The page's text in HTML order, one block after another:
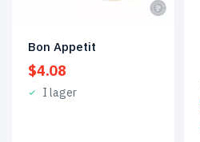
Bon Appetit
$4.08
I lager